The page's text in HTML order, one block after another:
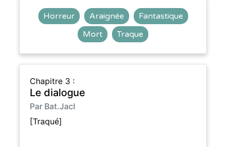
Horreur Araignée
Fantastique
Mort
Traque
Chapitre 3 :
Le dialogue
Par Bat.Jacl
[Traqué]